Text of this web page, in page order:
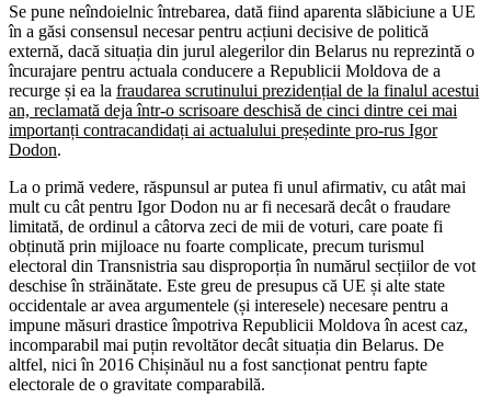
Se pune neîndoielnic întrebarea, dată fiind aparenta slăbiciune a UE
în a găsi consensul necesar pentru acțiuni decisive de politică
externă, dacă situația din jurul alegerilor din Belarus nu reprezintă o
încurajare pentru actuala conducere a Republicii Moldova de a
recurge și ea la fraudarea scrutinului prezidențial de la finalul acestui
an, reclamată deja într-o scrisoare deschisă de cinci dintre cei mai
importanți contracandidați ai actualului președinte pro-rus Igor
Dodon.
La o primă vedere, răspunsul ar putea fi unul afirmativ, cu atât mai
mult cu cât pentru Igor Dodon nu ar fi necesară decât o fraudare
limitată, de ordinul a câtorva zeci de mii de voturi, care poate fi
obținută prin mijloace nu foarte complicate, precum turismul
electoral din Transnistria sau disproporția în numărul secțiilor de vot
deschise în străinătate. Este greu de presupus că UE și alte state
occidentale ar avea argumentele (și interesele) necesare pentru a
impune măsuri drastice împotriva Republicii Moldova în acest caz,
incomparabil mai puțin revoltător decât situația din Belarus. De
altfel, nici în 2016 Chișinăul nu a fost sancționat pentru fapte
electorale de o gravitate comparabilă.